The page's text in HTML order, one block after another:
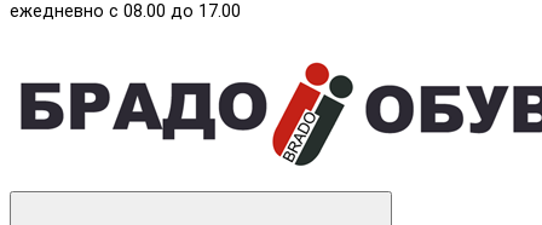
ежедневно с 08.00 до 17.00